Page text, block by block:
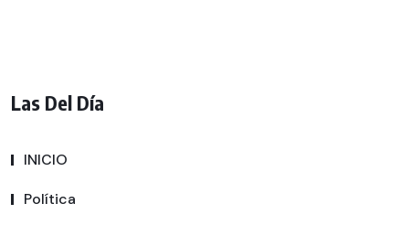
Las Del Día
INICIO
Política